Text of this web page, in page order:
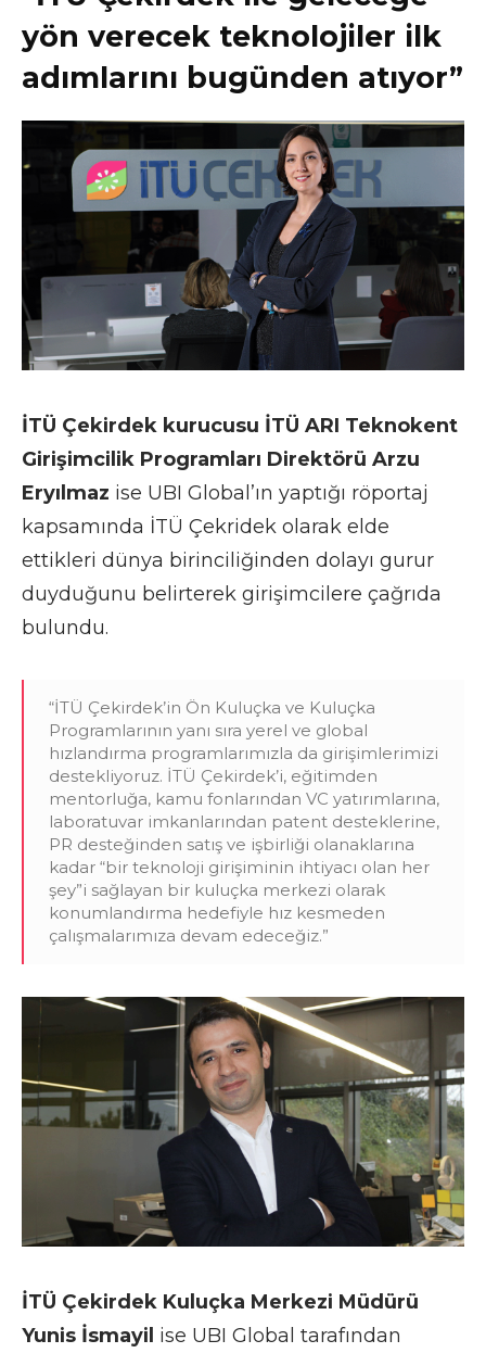
yön verecek teknolojiler ilk
adımlarını bugünden atıyor”
İTÜ Çekirdek kurucusu İTÜ ARI Teknokent
Girişimcilik Programları Direktörü Arzu
Eryılmaz ise UBI Global’ın yaptığı röportaj
kapsamında İTÜ Çekridek olarak elde
ettikleri dünya birinciliğinden dolayı gurur
duyduğunu belirterek girişimcilere çağrıda
bulundu.
“İTÜ Çekirdek’in Ön Kuluçka ve Kuluçka
Programlarının yanı sıra yerel ve global
hızlandırma programlarımızla da girişimlerimizi
destekliyoruz. İTÜ Çekirdek’i, eğitimden
mentorluğa, kamu fonlarından VC yatırımlarına,
laboratuvar imkanlarından patent desteklerine,
PR desteğinden satış ve işbirliği olanaklarına
kadar “bir teknoloji girişiminin ihtiyacı olan her
şey”i sağlayan bir kuluçka merkezi olarak
konumlandırma hedefiyle hız kesmeden
çalışmalarımıza devam edeceğiz.”
İTÜ Çekirdek Kuluçka Merkezi Müdürü
Yunis İsmayil ise UBI Global tarafından